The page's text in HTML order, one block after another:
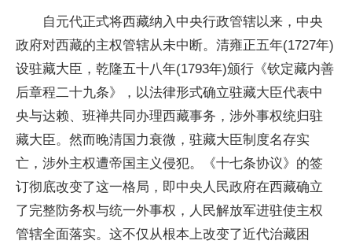
自元代正式将西藏纳入中央行政管辖以来，中央
政府对西藏的主权管辖从未中断。清雍正五年(1727年)
设驻藏大臣，乾隆五十八年(1793年)颁行《钦定藏内善
后章程二十九条》，以法律形式确立驻藏大臣代表中
央与达赖、班禅共同办理西藏事务，涉外事权统归驻
藏大臣。然而晚清国力衰微，驻藏大臣制度名存实
亡，涉外主权遭帝国主义侵犯。《十七条协议》的签
订彻底改变了这一格局，即中央人民政府在西藏确立
了完整防务权与统一外事权，人民解放军进驻使主权
管辖全面落实。这不仅从根本上改变了近代治藏困